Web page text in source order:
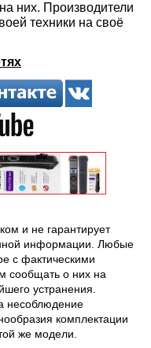
них. Производители
техники на своё
и не гарантирует
информации. Любые
с фактическими
сообщать о них на
устранения.
несоблюдение
комплектации
же модели.